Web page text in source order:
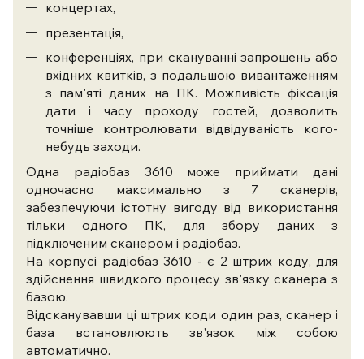
концертах,
презентація,
конференціях, при скануванні запрошень або
вхідних квитків, з подальшою вивантаженням
з пам'яті даних на ПК. Можливість фіксація
дати і часу проходу гостей, дозволить
точніше контролювати відвідуваність кого-
небудь заходи.
Одна радіобаз 3610 може приймати дані
одночасно максимально з 7 сканерів,
забезпечуючи істотну вигоду від використання
тільки одного ПК, для збору даних з
підключеним сканером і радіобаз.
На корпусі радіобаз 3610 - є 2 штрих коду, для
здійснення швидкого процесу зв'язку сканера з
базою.
Відсканувавши ці штрих коди один раз, сканер і
база встановлюють зв'язок між собою
автоматично.